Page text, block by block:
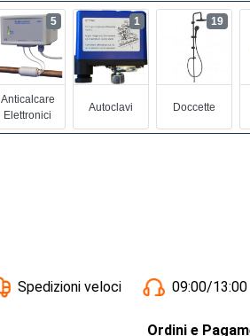
Anticalcare
Elettronici
5
Autoclavi
1
Doccette
19
Spedizioni veloci 09:00/
Ordini e